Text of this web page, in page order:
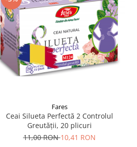
Fares
Ceai Silueta Perfectă 2 Controlul
Greutății, 20 plicuri
11,00 RON10,41 RON